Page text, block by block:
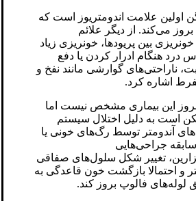
اولین علامت اندومتریوز است که
می‌کند. از دیگر علائم
خونریزی بین پریودها، خونریزی زیاد
هنگام ادرار کردن یا دفع
ناراحتی‌های گوارشی مانند نفخ و
اشاره کرد.
این بیماری مشخص نیست اما
است به دلیل اختلال سیستم
آندومتر توسط رگ‌های خونی یا
جراحی‌هایی
تغییر شکل سلول‌های صفاقی
و احتمالا بازگشت خون قاعدگی به
فالوپ بروز کند.